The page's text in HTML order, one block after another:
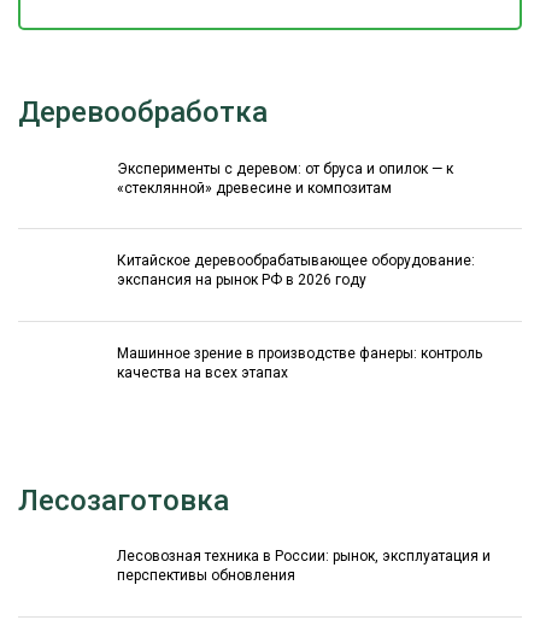
Деревообработка
Эксперименты с деревом: от бруса и опилок — к
«стеклянной» древесине и композитам
Китайское деревообрабатывающее оборудование:
экспансия на рынок РФ в 2026 году
Машинное зрение в производстве фанеры: контроль
качества на всех этапах
Лесозаготовка
Лесовозная техника в России: рынок, эксплуатация и
перспективы обновления